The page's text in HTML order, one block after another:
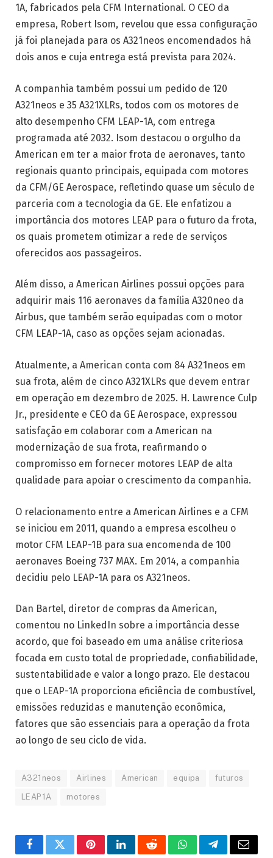
1A, fabricados pela CFM International. O CEO da
empresa, Robert Isom, revelou que essa configuração
já foi planejada para os A321neos encomendados há
dois anos e cuja entrega está prevista para 2024.
A companhia também possui um pedido de 120
A321neos e 35 A321XLRs, todos com os motores de
alto desempenho CFM LEAP-1A, com entrega
programada até 2032. Isom destacou o orgulho da
American em ter a maior frota de aeronaves, tanto
regionais quanto principais, equipada com motores
da CFM/GE Aerospace, refletindo quase um século de
parceria com a tecnologia da GE. Ele enfatizou a
importância dos motores LEAP para o futuro da frota,
os quais prometem otimizar a rede de serviços
oferecidos aos passageiros.
Além disso, a American Airlines possui opções para
adquirir mais 116 aeronaves da família A320neo da
Airbus, que também serão equipadas com o motor
CFM LEAP-1A, caso as opções sejam acionadas.
Atualmente, a American conta com 84 A321neos em
sua frota, além de cinco A321XLRs que devem entrar
em operação em dezembro de 2025. H. Lawrence Culp
Jr., presidente e CEO da GE Aerospace, expressou
satisfação em colaborar com a American na
modernização de sua frota, reafirmando o
compromisso em fornecer motores LEAP de alta
qualidade para apoiar o crescimento da companhia.
O relacionamento entre a American Airlines e a CFM
se iniciou em 2011, quando a empresa escolheu o
motor CFM LEAP-1B para sua encomenda de 100
aeronaves Boeing 737 MAX. Em 2014, a companhia
decidiu pelo LEAP-1A para os A321neos.
Dan Bartel, diretor de compras da American,
comentou no LinkedIn sobre a importância desse
acordo, que foi baseado em uma análise criteriosa
focada em custo total de propriedade, confiabilidade,
sustentabilidade e valor a longo prazo. Ele destacou
que o LEAP-1A proporciona eficiência de combustível,
emissões reduzidas e manutenção econômica,
fatores que são essenciais para a operação da frota
ao longo de seu ciclo de vida.
A321neos Airlines American equipa futuros
LEAP1A motores
FacebookTwitterPinterestLinkedInRedditWhatsAppTelegrama
E-